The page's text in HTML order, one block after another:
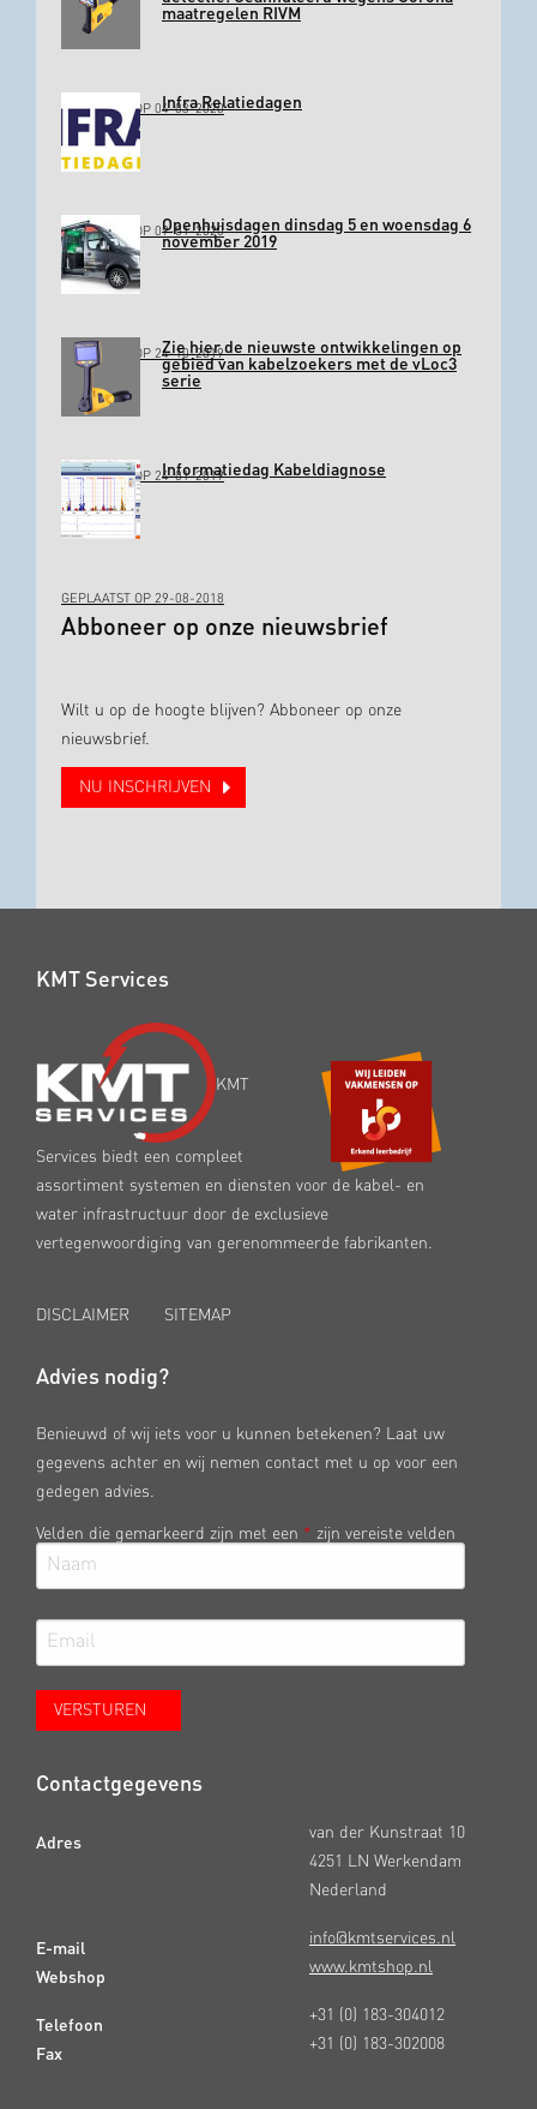
maatregelen RIVM
GEPLAATST OP 04-03-2020Infra Relatiedagen
GEPLAATST OP 09-01-2020Openhuisdagen dinsdag 5 en woensdag 6
november 2019
GEPLAATST OP 24-10-2019Zie hier de nieuwste ontwikkelingen op
gebied van kabelzoekers met de vLoc3
serie
GEPLAATST OP 24-01-2019Informatiedag Kabeldiagnose
GEPLAATST OP 29-08-2018
Abboneer op onze nieuwsbrief
Wilt u op de hoogte blijven? Abboneer op onze
nieuwsbrief.
NU INSCHRIJVEN
KMT Services
KMT
Services biedt een compleet
assortiment systemen en diensten voor de kabel- en
water infrastructuur door de exclusieve
vertegenwoordiging van gerenommeerde fabrikanten.
DISCLAIMER SITEMAP
Advies nodig?
Benieuwd of wij iets voor u kunnen betekenen? Laat uw
gegevens achter en wij nemen contact met u op voor een
gedegen advies.
Velden die gemarkeerd zijn met een * zijn vereiste velden
Contactgegevens
Adres
E-mail
Webshop
Telefoon
Fax
van der Kunstraat 10
4251 LN Werkendam
Nederland
info@kmtservices.nl
www.kmtshop.nl
+31 (0) 183-304012
+31 (0) 183-302008